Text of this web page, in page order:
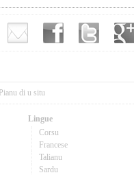
Pianu di u situ
Lingue
Corsu
Francese
Talianu
Sardu